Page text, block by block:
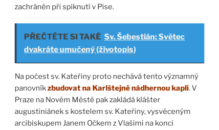
zachráněn při spiknutí v Pise.
PŘEČTĚTE SI TAKÉ Sv. Šebestián: Světec
dvakráte umučený (životopis)
Na počest sv. Kateřiny proto nechává tento významný
panovníkzbudovat na Karlštejně nádhernou kapli. V
Praze na Novém Městě pak zakládá klášter
augustiniánek s kostelem sv. Kateřiny, vysvěceným
arcibiskupem Janem Očkem z Vlašimi na konci